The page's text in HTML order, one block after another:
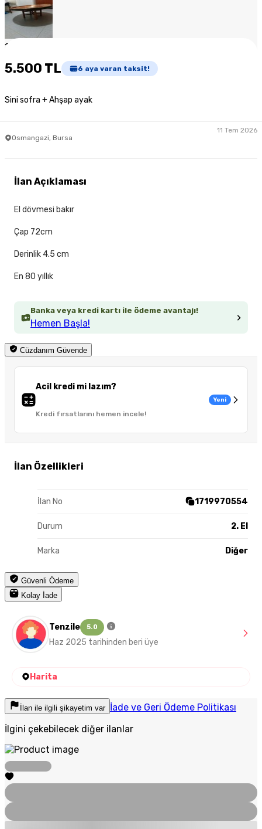
1
5.500 TL 6 aya varan taksit!
Sini sofra + Ahşap ayak
Osmangazi, Bursa
11 Tem 2026
Banka veya kredi kartı ile ödeme avantajı!
Hemen Başla!
Cüzdanım Güvende
Acil kredi mi lazım?
Kredi fırsatlarını hemen incele!
Yeni
İlan Özellikleri
İlan No 1719970554
Durum 2. El
Marka Diğer
Güvenli Ödeme
Kolay İade
İlan Açıklaması
El dövmesi bakır
Çap 72cm
Derinlik 4.5 cm
En 80 yıllık
Tenzile 5.0
Haz 2025 tarihinden beri üye
Harita
İlan ile ilgili şikayetim var İade ve Geri Ödeme Politikası
İlgini çekebilecek diğer ilanlar